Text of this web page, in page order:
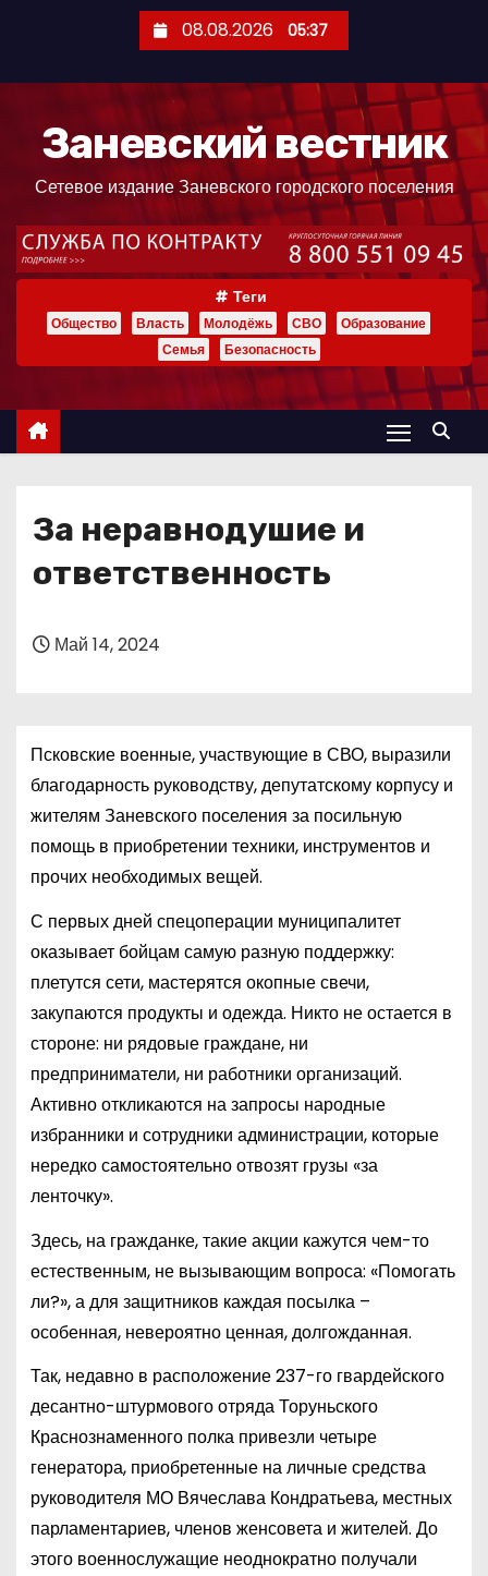
ж
08.08.2026 05:37
Заневский вестник
Сетевое издание Заневского городского поселения
Теги
Общество Власть Молодёжь СВО
Образование
Семья
Безопасность
За неравнодушие и
ответственность
Май 14, 2024
Псковские военные, участвующие в СВО, выразили
благодарность руководству, депутатскому корпусу и
жителям Заневского поселения за посильную
помощь в приобретении техники, инструментов и
прочих необходимых вещей.
С первых дней спецоперации муниципалитет
оказывает бойцам самую разную поддержку:
плетутся сети, мастерятся окопные свечи,
закупаются продукты и одежда. Никто не остается в
стороне: ни рядовые граждане, ни
предприниматели, ни работники организаций.
Активно откликаются на запросы народные
избранники и сотрудники администрации, которые
нередко самостоятельно отвозят грузы «за
ленточку».
Здесь, на гражданке, такие акции кажутся чем-то
естественным, не вызывающим вопроса: «Помогать
ли?», а для защитников каждая посылка –
особенная, невероятно ценная, долгожданная.
Так, недавно в расположение 237-го гвардейского
десантно-штурмового отряда Торуньского
Краснознаменного полка привезли четыре
генератора, приобретенные на личные средства
руководителя МО Вячеслава Кондратьева, местных
парламентариев, членов женсовета и жителей. До
этого военнослужащие неоднократно получали